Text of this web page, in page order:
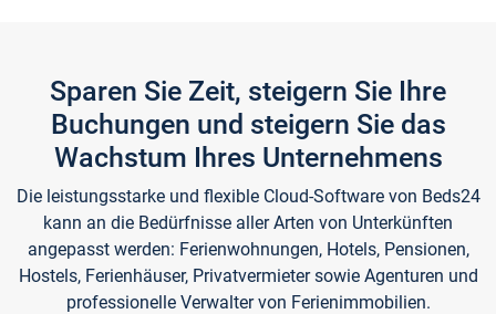
Sparen Sie Zeit, steigern Sie Ihre
Buchungen und steigern Sie das
Wachstum Ihres Unternehmens
Die leistungsstarke und flexible Cloud-Software von Beds24
kann an die Bedürfnisse aller Arten von Unterkünften
angepasst werden: Ferienwohnungen, Hotels, Pensionen,
Hostels, Ferienhäuser, Privatvermieter sowie Agenturen und
professionelle Verwalter von Ferienimmobilien.